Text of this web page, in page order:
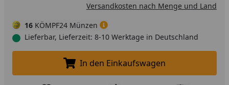
Versandkosten nach Menge und Land
16 KÖMPF24 Münzen
Lieferbar, Lieferzeit: 8-10 Werktage in Deutschland
In den Einkaufswagen legen
In den Einkaufswagen